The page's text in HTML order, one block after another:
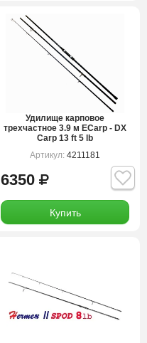
Удилище карповое
трехчастное 3.9 м ECarp - DX
Carp 13 ft 5 lb
Артикул: 4211181
6350
Купить